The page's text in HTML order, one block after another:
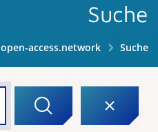
Suche
open-access.network Suche